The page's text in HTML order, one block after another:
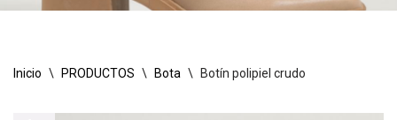
Inicio \ PRODUCTOS \ Bota \ Botín polipiel crudo